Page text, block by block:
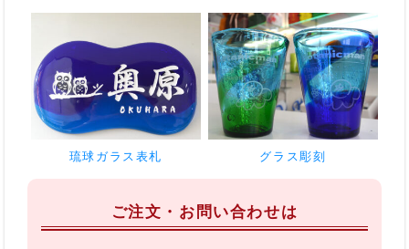
琉球ガラス表札 グラス彫刻
ご注文・お問い合わせは